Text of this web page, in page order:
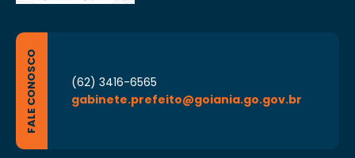
FALE CONOSCO
(62) 3416-6565
gabinete.prefeito@goiania.go.gov.br